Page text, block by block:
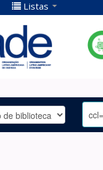
Listas